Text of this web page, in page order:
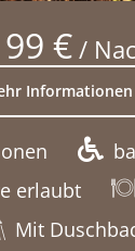
€/
Informationen
erlaubt
Mit